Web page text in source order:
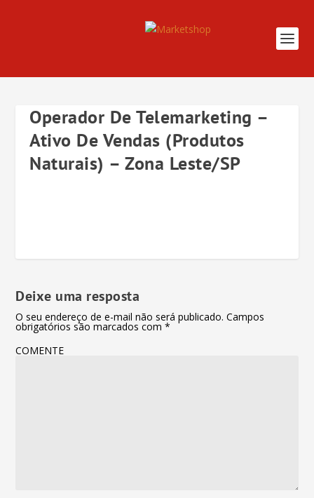
Operador De Telemarketing –
Ativo De Vendas (Produtos
Naturais) – Zona Leste/SP
Deixe uma resposta
O seu endereço de e-mail não será publicado. Campos
obrigatórios são marcados com*
COMENTE